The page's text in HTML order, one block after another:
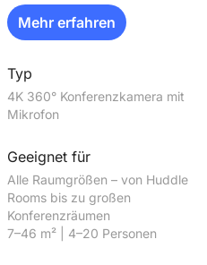
Mehr erfahren
Typ
4K 360° Konferenzkamera mit
Mikrofon
Geeignet für
Alle Raumgrößen – von Huddle
Rooms bis zu großen
Konferenzräumen
7–46 m² | 4–20 Personen